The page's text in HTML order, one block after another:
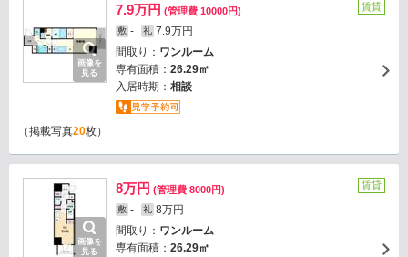
画像を
見る
7.9万円 (管理費 10000円)
敷 - 礼 7.9万円
間取り： ワンルーム
専有面積： 26.29㎡
入居時期： 相談
賃貸
（掲載写真20枚）
画像を
見る
8万円 (管理費 8000円)
敷 - 礼 8万円
間取り： ワンルーム
専有面積： 26.29㎡
賃貸